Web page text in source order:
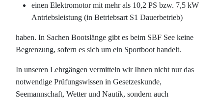
ei­nen Elek­tro­mo­tor mit mehr als 10,2 PS bzw. 7,5 kW
An­triebs­leis­tung (in Be­triebs­art S1 Dau­er­be­trieb)
haben. In Sachen Bootslänge gibt es beim SBF See keine
Begrenzung, sofern es sich um ein Sportboot handelt.
In unseren Lehrgängen vermitteln wir Ihnen nicht nur das
notwendige Prüfungswissen in Gesetzeskunde,
Seemannschaft, Wetter und Nautik, sondern auch